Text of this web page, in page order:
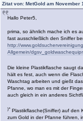
Zitat von: MetGold am November
Hallo Peter5,
prima, so ähnlich mache ich es
fast ausschließlich den Sniffer
http://
Allgemein/
Die kleine Plastikflasche saugt
hält es fest, auch wenn die
Waschtag arbeiten und gießt
Pfanne, wo man es mit der
auch gleich in ein anderes
)* Plastikflasche(Sniffer) auf den
zum Gold in der Pfanne führen,